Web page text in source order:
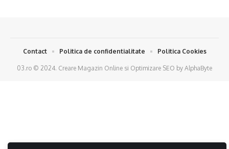
03.ro © 2024. Creare Magazin Online si Optimizare SEO by AlphaByte
Contact Politica de confidentialitate Politica Cookies